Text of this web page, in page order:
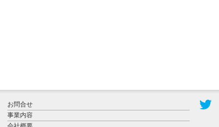
登録有形文
お問合せ
事業内容